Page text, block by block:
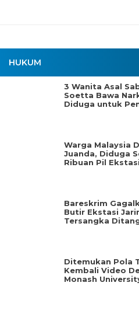
HUKUM
3 Wanita Asal
Soetta Bawa
Diduga untuk
Warga Malaysia
Juanda, Diduga
Ribuan Pil Ekstasi
Bareskrim
Butir Ekstasi
Tersangka
Ditemukan Pola
Kembali Video
Monash